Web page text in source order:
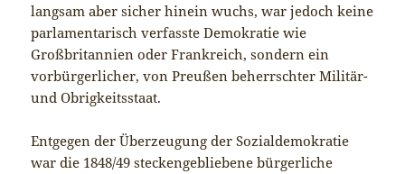
langsam aber sicher hinein wuchs, war jedoch keine
parlamentarisch verfasste Demokratie wie
Großbritannien oder Frankreich, sondern ein
vorbürgerlicher, von Preußen beherrschter Militär-
und Obrigkeitsstaat.
Entgegen der Überzeugung der Sozialdemokratie
war die 1848/49 steckengebliebene bürgerliche